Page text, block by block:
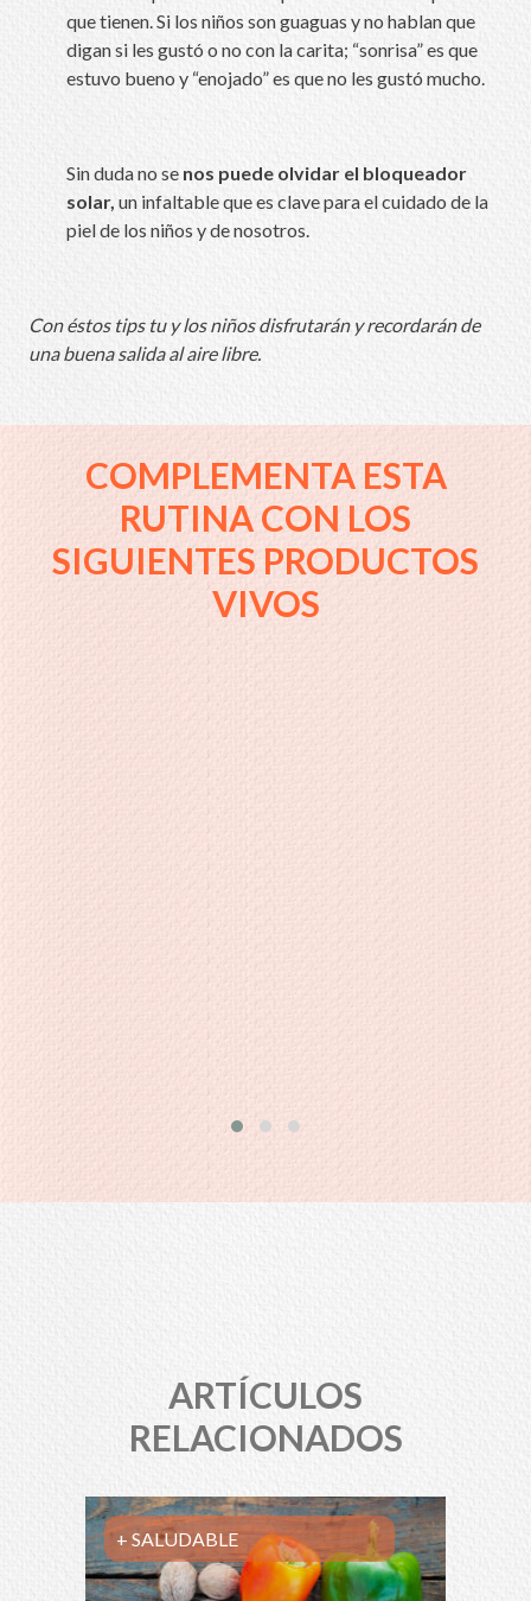
que tienen. Si los niños son guaguas y no hablan que
digan si les gustó o no con la carita; “sonrisa” es que
estuvo bueno y “enojado” es que no les gustó mucho.
Sin duda no se nos puede olvidar el bloqueador
solar, un infaltable que es clave para el cuidado de la
piel de los niños y de nosotros.
Con éstos tips tu y los niños disfrutarán y recordarán de
una buena salida al aire libre.
COMPLEMENTA ESTA
RUTINA CON LOS
SIGUIENTES PRODUCTOS
VIVOS
ARTÍCULOS
RELACIONADOS
+ SALUDABLE